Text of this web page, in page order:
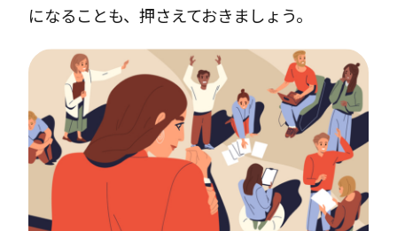
になることも、押さえておきましょう。